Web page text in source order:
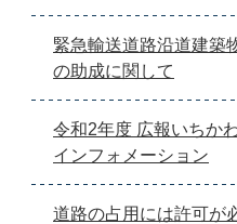
緊急輸送道路沿道建築
の助成に関して
令和2年度 広報いちか
インフォメーション
道路の占用には許可が